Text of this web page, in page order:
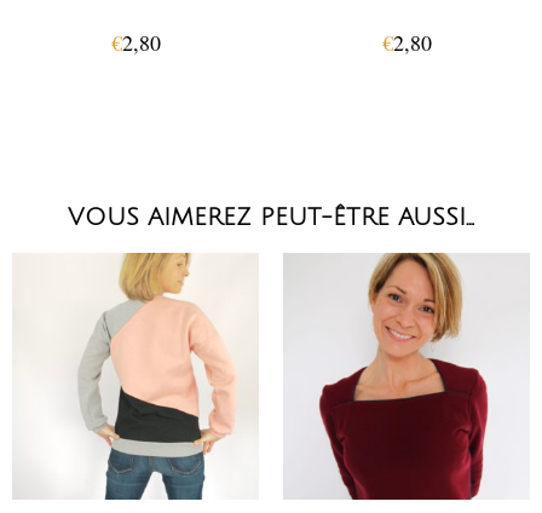
€2,80 €2,80
VOUS AIMEREZ PEUT-ÊTRE AUSSI…